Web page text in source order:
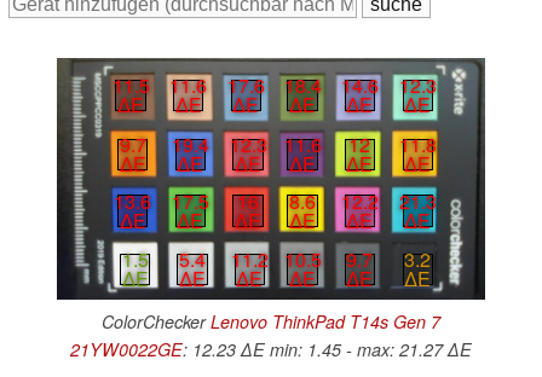
11.5
∆E
11.6
∆E
17.6
∆E
18.4
∆E
14.6
∆E
12.3
∆E
9.7
∆E
19.4
∆E
12.3
∆E
11.6
∆E
12
∆E
11.8
∆E
13.6
∆E
17.5
∆E
16
∆E
8.6
∆E
12.2
∆E
21.3
∆E
1.5
∆E
5.4
∆E
11.2
∆E
10.5
∆E
9.7
∆E
3.2
∆E
ColorCheckerLenovo ThinkPad T14s Gen 7
21YW0022GE: 12.23 ∆E min: 1.45 - max: 21.27 ∆E